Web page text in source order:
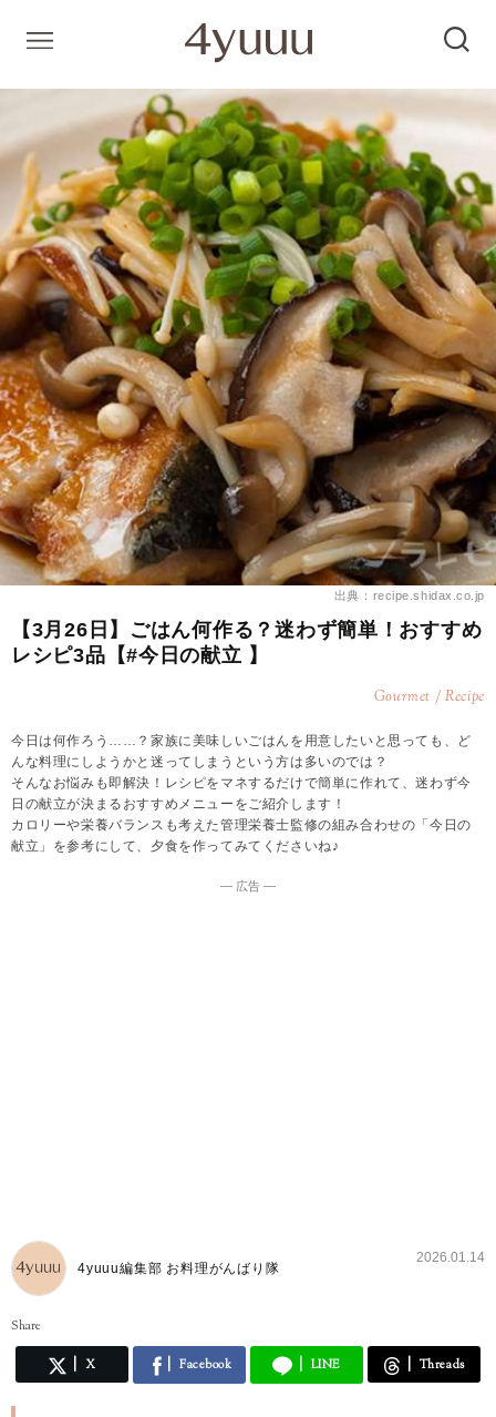
出典：recipe.shidax.co.jp
【3月26日】ごはん何作る？迷わず簡単！おすすめ
レシピ3品【#今日の献立 】
Gourmet / Recipe
今日は何作ろう……？家族に美味しいごはんを用意したいと思っても、ど
んな料理にしようかと迷ってしまうという方は多いのでは？
そんなお悩みも即解決！レシピをマネするだけで簡単に作れて、迷わず今
日の献立が決まるおすすめメニューをご紹介します！
カロリーや栄養バランスも考えた管理栄養士監修の組み合わせの「今日の
献立」を参考にして、夕食を作ってみてくださいね♪
― 広告 ―
4yuuu編集部 お料理がんばり隊
2026.01.14
Share
X Facebook LINE Threads